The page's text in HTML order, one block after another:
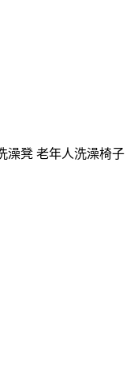
澡凳 老年人洗澡椅子